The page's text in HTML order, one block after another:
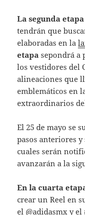
La segunda
tendrán que
elaboradas en la
etapasepondrá a
los vestidores del
alineaciones que
emblemáticos en
extraordinarios
El 25 de mayo se
pasos anteriores y
cuales serán
avanzarán a la
En la cuarta
crear un Reel en
el @adidasmxy el